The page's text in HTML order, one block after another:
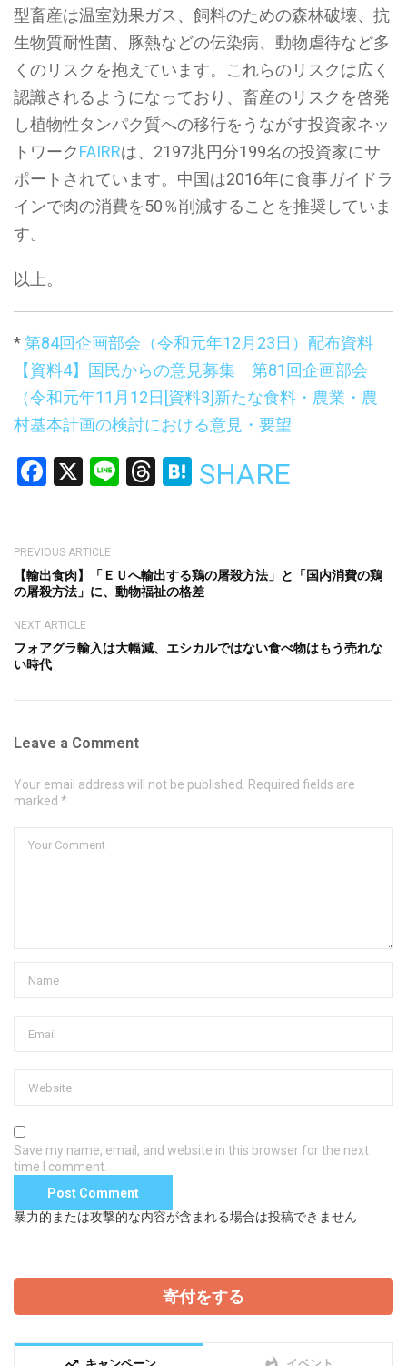
型畜産は温室効果ガス、飼料のための森林破壊、抗
生物質耐性菌、豚熱などの伝染病、動物虐待など多
くのリスクを抱えています。これらのリスクは広く
認識されるようになっており、畜産のリスクを啓発
し植物性タンパク質への移行をうながす投資家ネッ
トワークFAIRRは、2197兆円分199名の投資家にサ
ポートされています。中国は2016年に食事ガイドラ
インで肉の消費を50％削減することを推奨していま
す。
以上。
*第84回企画部会（令和元年12月23日）配布資料
【資料4】国民からの意見募集
第81回企画部会
（令和元年11月12日[資料3]新たな食料・農業・農
村基本計画の検討における意見・要望
Facebook
X LineThreads
Hatena
SHARE
PREVIOUS ARTICLE
【輸出食肉】「ＥＵへ輸出する鶏の屠殺方法」と「国内消費の鶏
の屠殺方法」に、動物福祉の格差
NEXT ARTICLE
フォアグラ輸入は大幅減、エシカルではない食べ物はもう売れな
い時代
Leave a Comment
Your email address will not be published. Required fields are
marked *
Save my name, email, and website in this browser for the next
time I comment.
暴力的または攻撃的な内容が含まれる場合は投稿できません
寄付をする